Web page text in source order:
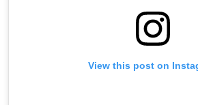
View this post on